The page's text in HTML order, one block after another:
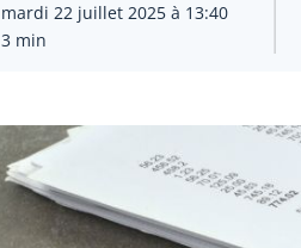
mardi 22 juillet 2025 à 13:40
3 min